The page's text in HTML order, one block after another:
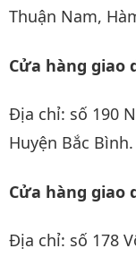
Thuận Nam,
Cửa hàng giao
Địa chỉ: số 190
Huyện Bắc Bình.
Cửa hàng giao
Địa chỉ: số 178